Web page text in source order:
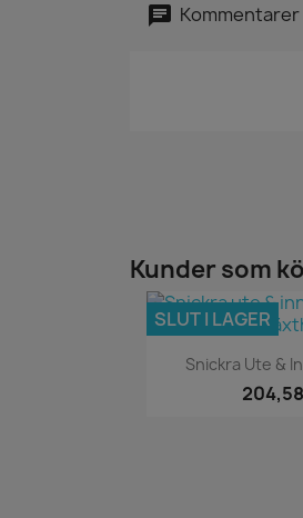
Kommentarer
Kunder som

Snickra Ute &
SLUT I LAGER